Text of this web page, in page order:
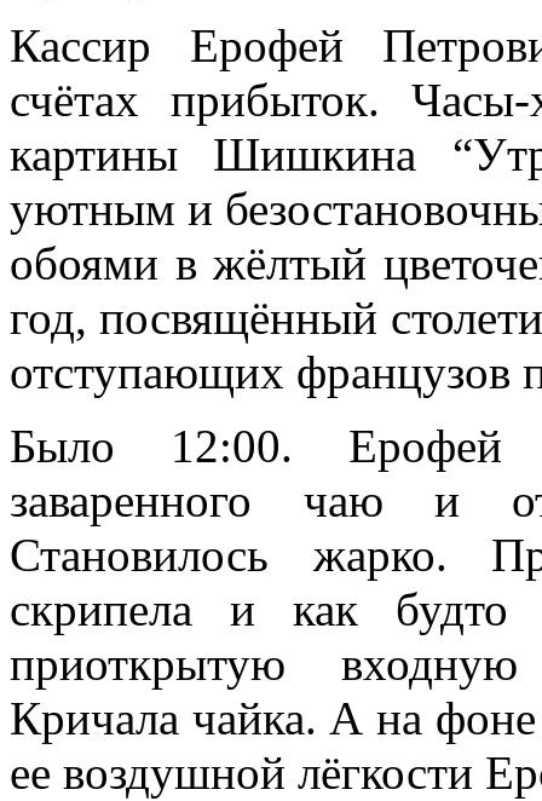
Кассир Ерофей
счётах прибыток.
картины Шишкина
уютным и
обоями в жёлтый
год, посвящённый
отступающих французов
Было 12:00. Ерофей
заваренного чаю и
Становилось жарко.
скрипела и как
приоткрытую
Кричала чайка. А на
ее воздушной лёгкости